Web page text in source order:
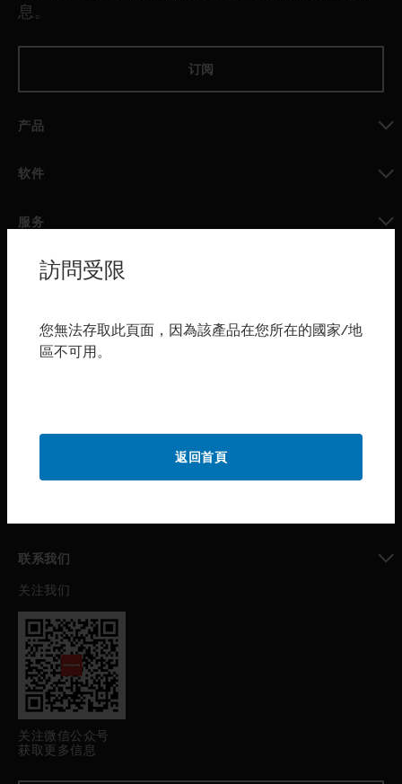
息。
订阅
产品
软件
服务
toggle view
行业
toggle view
联系我们
toggle view
关注我们
关注微信公众号
获取更多信息
訪問受限
您無法存取此頁面，因為該產品在您所在的國家/地
區不可用。
返回首頁